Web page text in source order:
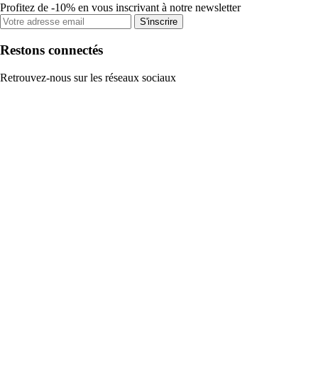
Profitez de -10% en vous inscrivant à notre newsletter
S'inscrire
Restons connectés
Retrouvez-nous sur les réseaux sociaux